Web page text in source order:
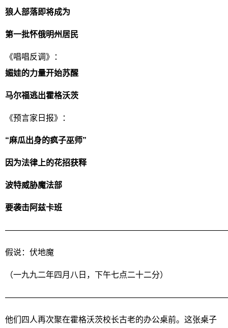
狼人部落即将成为
第一批怀俄明州居民
《唱唱反调》：
媚娃的力量开始苏醒
马尔福逃出霍格沃茨
《预言家日报》：
“麻瓜出身的疯子巫师”
因为法律上的花招获释
波特威胁魔法部
要袭击阿兹卡班
假说：伏地魔
（一九九二年四月八日，下午七点二十二分）
他们四人再次聚在霍格沃茨校长古老的办公桌前。这张桌子